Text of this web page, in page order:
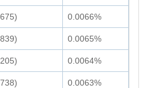
0.0066%
0.0065%
0.0064%
0.0063%